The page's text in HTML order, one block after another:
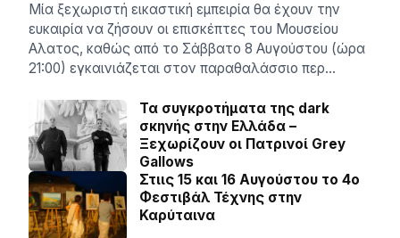
Μία ξεχωριστή εικαστική εμπειρία θα έχουν την
ευκαιρία να ζήσουν οι επισκέπτες του Μουσείου
Αλατος, καθώς από το Σάββατο 8 Αυγούστου (ώρα
21:00) εγκαινιάζεται στον παραθαλάσσιο περ…
Τα συγκροτήματα της dark
σκηνής στην Ελλάδα –
Ξεχωρίζουν οι Πατρινοί Grey
Gallows
Στιις 15 και 16 Αυγούστου το 4ο
Φεστιβάλ Τέχνης στην
Καρύταινα